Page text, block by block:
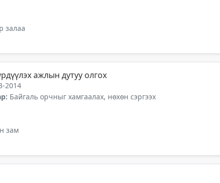
залаа
ажлын дутуу олгох
2014
Байгаль орчныг хамгаалах, нөхөн сэргээх
зам